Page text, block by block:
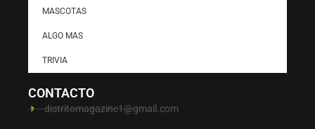
MASCOTAS
ALGO MAS
TRIVIA
CONTACTO
distritomagazine1@gmail.com